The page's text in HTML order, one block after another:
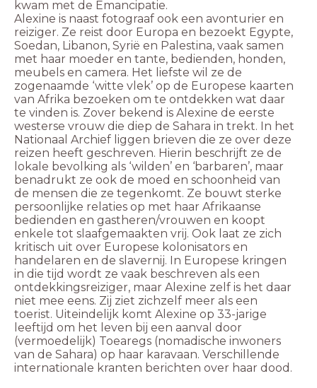
Alexine is naast fotograaf ook een avonturier en
reiziger. Ze reist door Europa en bezoekt Egypte,
Soedan, Libanon, Syrië en Palestina, vaak samen
met haar moeder en tante, bedienden, honden,
meubels en camera. Het liefste wil ze de
zogenaamde ‘witte vlek’ op de Europese kaarten
van Afrika bezoeken om te ontdekken wat daar
te vinden is. Zover bekend is Alexine de eerste
westerse vrouw die diep de Sahara in trekt. In het
Nationaal Archief liggen brieven die ze over deze
reizen heeft geschreven. Hierin beschrijft ze de
lokale bevolking als ‘wilden’ en ‘barbaren’, maar
benadrukt ze ook de moed en schoonheid van
de mensen die ze tegenkomt. Ze bouwt sterke
persoonlijke relaties op met haar Afrikaanse
bedienden en gastheren/vrouwen en koopt
enkele tot slaafgemaakten vrij. Ook laat ze zich
kritisch uit over Europese kolonisators en
handelaren en de slavernij. In Europese kringen
in die tijd wordt ze vaak beschreven als een
ontdekkingsreiziger, maar Alexine zelf is het daar
niet mee eens. Zij ziet zichzelf meer als een
toerist. Uiteindelijk komt Alexine op 33-jarige
leeftijd om het leven bij een aanval door
(vermoedelijk) Toearegs (nomadische inwoners
van de Sahara) op haar karavaan. Verschillende